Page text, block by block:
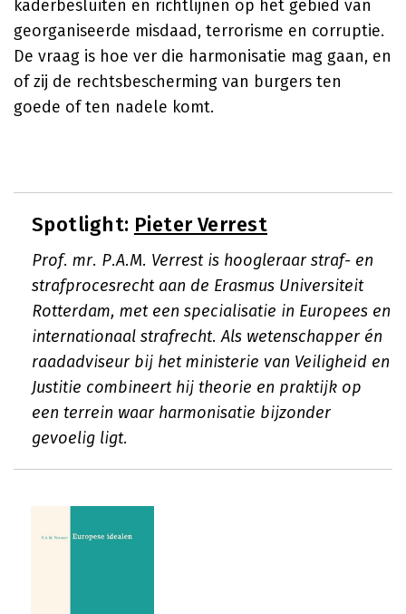
kaderbesluiten en richtlijnen op het gebied van
georganiseerde misdaad, terrorisme en corruptie.
De vraag is hoe ver die harmonisatie mag gaan, en
of zij de rechtsbescherming van burgers ten
goede of ten nadele komt.
Spotlight: Pieter Verrest
Prof. mr. P.A.M. Verrest is hoogleraar straf- en
strafprocesrecht aan de Erasmus Universiteit
Rotterdam, met een specialisatie in Europees en
internationaal strafrecht. Als wetenschapper én
raadadviseur bij het ministerie van Veiligheid en
Justitie combineert hij theorie en praktijk op
een terrein waar harmonisatie bijzonder
gevoelig ligt.